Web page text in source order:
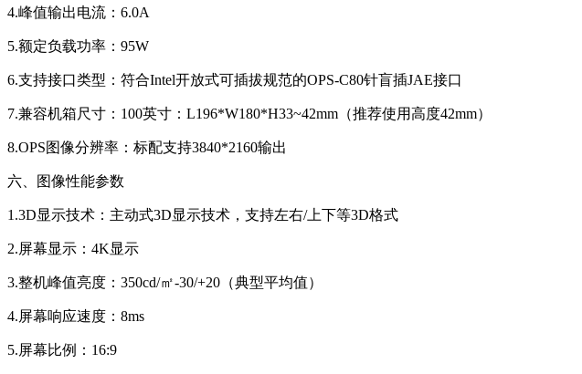
4.峰值输出电流：6.0A
5.额定负载功率：95W
6.支持接口类型：符合Intel开放式可插拔规范的OPS-C80针盲插JAE接口
7.兼容机箱尺寸：100英寸：L196*W180*H33~42mm（推荐使用高度42mm）
8.OPS图像分辨率：标配支持3840*2160输出
六、图像性能参数
1.3D显示技术：主动式3D显示技术，支持左右/上下等3D格式
2.屏幕显示：4K显示
3.整机峰值亮度：350cd/㎡-30/+20（典型平均值）
4.屏幕响应速度：8ms
5.屏幕比例：16:9